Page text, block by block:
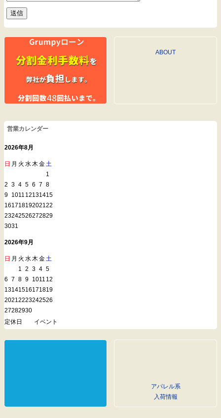
ABOUT
営業カレンダー
2026年8月
日 月 火 水木金土
1
2 3 4 5 6 7 8
9 1011 12131415
16171819202122
23242526272829
3031
2026年9月
日 月 火 水木金土
1 2 3 4 5
6 7 8 9 1011 12
13141516171819
20212223242526
27282930
定休日
イベント
アパレル系
入荷情報